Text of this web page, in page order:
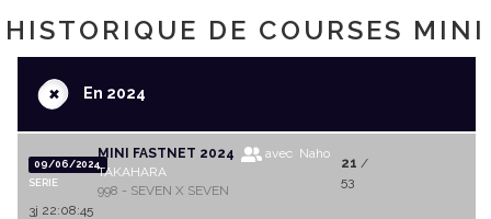
HISTORIQUE DE COURSES MINI
+En 2024
09/06/2024
SERIE
MINI FASTNET 2024
avec Naho
TAKAHARA
998 - SEVEN X SEVEN
21 /
53
3j 22:08:45